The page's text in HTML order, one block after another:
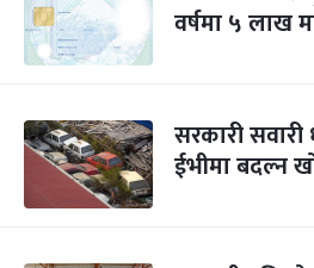
वर्षमा ५ लाख
सरकारी
ईभीमा बदल्न